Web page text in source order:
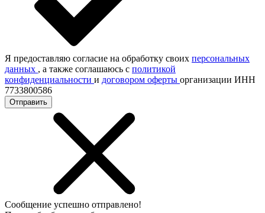
Я предоставляю согласие на обработку своих персональных
данных , а также соглашаюсь с политикой
конфиденциальности и договором оферты организации ИНН
7733800586
Отправить
Сообщение успешно отправлено!